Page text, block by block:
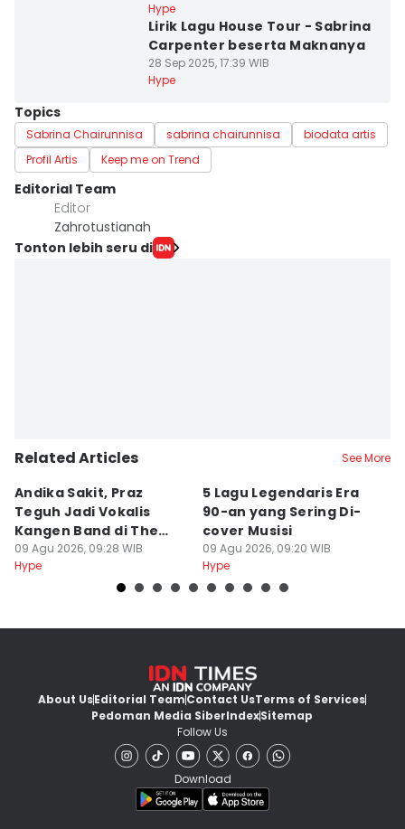
Hype
Lirik Lagu House Tour - Sabrina
Carpenter beserta Maknanya
28 Sep 2025, 17:39 WIB
Hype
Topics
Sabrina Chairunnisa sabrina chairunnisa
biodata artis
Profil Artis
Keep me on Trend
Editorial Team
Editor
Zahrotustianah
Tonton lebih seru di
Related Articles See More
Andika Sakit, Praz
Teguh Jadi Vokalis
Kangen Band di The
Sounds Project
09 Agu 2026, 09:28 WIB
Hype
5 Lagu Legendaris Era
90-an yang Sering Di-
cover Musisi
09 Agu 2026, 09:20 WIB
Hype
About UsEditorial TeamContact UsTerms of Services
Pedoman Media SiberIndexSitemap
Follow Us
Download